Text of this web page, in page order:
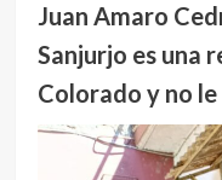
Juan Amaro
Sanjurjo es una
Colorado y no